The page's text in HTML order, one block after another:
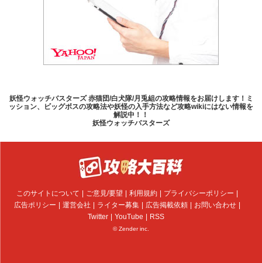
妖怪ウォッチバスターズ 赤猫団/白犬隊/月兎組の攻略情報をお届けします！ミ
ッション、ビッグボスの攻略法や妖怪の入手方法など攻略wikiにはない情報を
解説中！！
妖怪ウォッチバスターズ
このサイトについて ご意見/要望 利用規約
プライバシーポリシー
広告ポリシー
運営会社 ライター募集 広告掲載依頼
お問い合わせ
Twitter
YouTube RSS
© Zender inc.